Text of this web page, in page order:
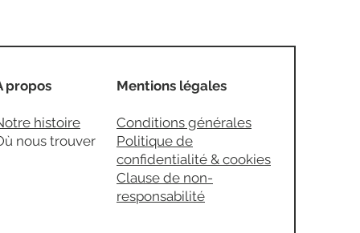
propos
histoire
nous trouver
Mentions légales
Conditions générales
Politique de
confidentialité & cookies
Clause de non-
responsabilité